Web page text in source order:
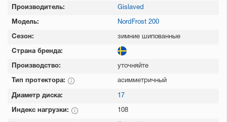
Производитель: Gislaved
Модель: NordFrost 200
Сезон: зимние шипованные
Страна бренда:
Производство: уточняйте
Тип протектора: асимметричный
Диаметр диска: 17
Индекс нагрузки: 108